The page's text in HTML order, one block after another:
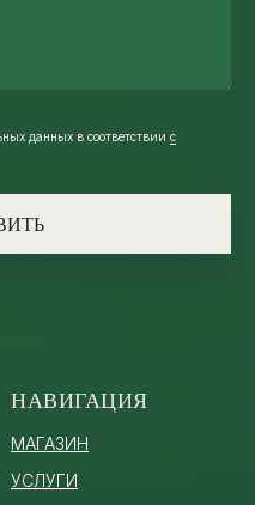
данных в соответствии с
НАВИГАЦИЯ
МАГАЗИН
УСЛУГИ